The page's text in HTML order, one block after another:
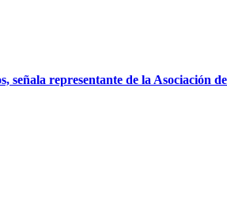
representante de la Asociación